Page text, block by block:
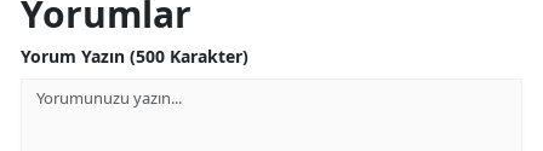
Yorumlar
Yorum Yazın (500 Karakter)